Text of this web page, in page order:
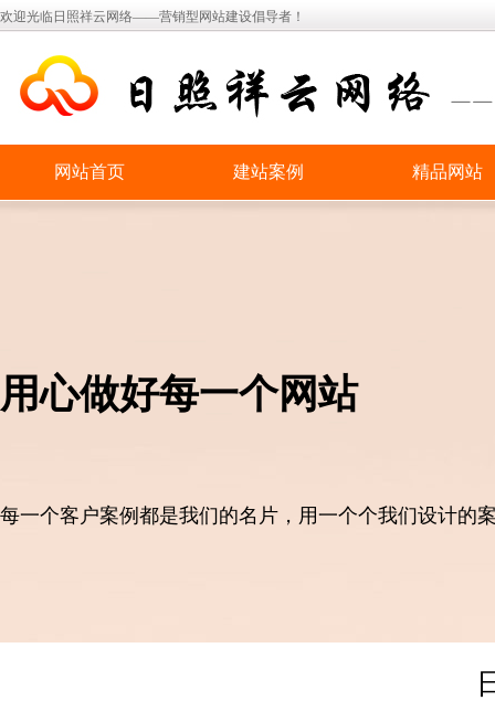
欢迎光临日照祥云网络——营销型网站建设倡导者！
网站首页 建站案例 精品网站
用心做好每一个网站
每一个客户案例都是我们的名片，用一个个我们设计的